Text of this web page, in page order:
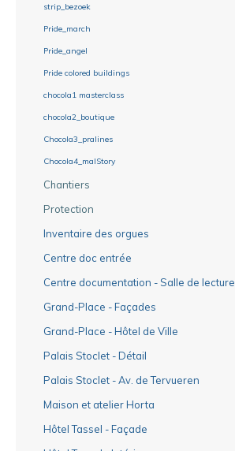
strip_bezoek
Pride_march
Pride_angel
Pride colored buildings
chocola1 masterclass
chocola2_boutique
Chocola3_pralines
Chocola4_malStory
Chantiers
Protection
Inventaire des orgues
Centre doc entrée
Centre documentation - Salle de lecture
Grand-Place - Façades
Grand-Place - Hôtel de Ville
Palais Stoclet - Détail
Palais Stoclet - Av. de Tervueren
Maison et atelier Horta
Hôtel Tassel - Façade